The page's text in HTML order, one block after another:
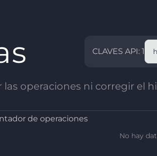
CLAVES API: 1
operaciones ni corregir el
de operaciones
No hay